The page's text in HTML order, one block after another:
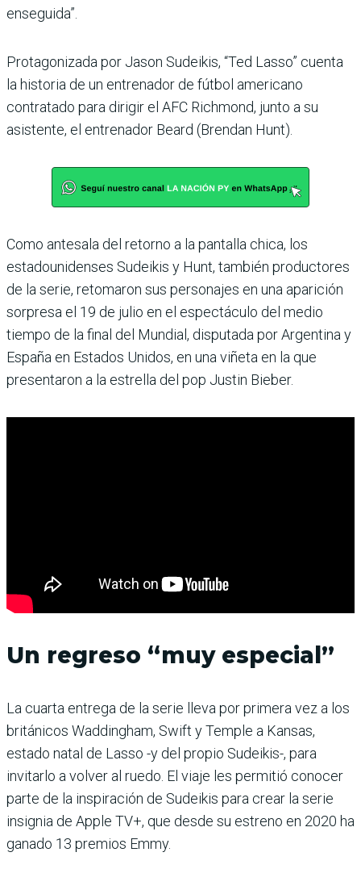
enseguida”.
Protagonizada por Jason Sudeikis, “Ted Lasso” cuenta
la historia de un entrenador de fútbol americano
contratado para dirigir el AFC Richmond, junto a su
asistente, el entrenador Beard (Brendan Hunt).
Como antesala del retorno a la pantalla chica, los
estadounidenses Sudeikis y Hunt, también productores
de la serie, retomaron sus personajes en una aparición
sorpresa el 19 de julio en el espectáculo del medio
tiempo de la final del Mundial, disputada por Argentina y
España en Estados Unidos, en una viñeta en la que
presentaron a la estrella del pop Justin Bieber.
Un regreso “muy especial”
La cuarta entrega de la serie lleva por primera vez a los
británicos Waddingham, Swift y Temple a Kansas,
estado natal de Lasso -y del propio Sudeikis-, para
invitarlo a volver al ruedo. El viaje les permitió conocer
parte de la inspiración de Sudeikis para crear la serie
insignia de Apple TV+, que desde su estreno en 2020 ha
ganado 13 premios Emmy.